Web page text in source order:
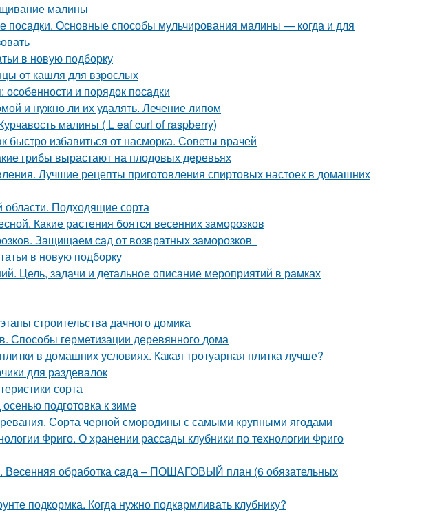
малины
посадки. Основные способы мульчирования малины — когда и для
в новую подборку
от кашля для взрослых
особенности и порядок посадки
и нужно ли их удалять. Лечение липом
малины ( L eaf curl of raspberry)
быстро избавиться от насморка. Советы врачей
грибы вырастают на плодовых деревьях
Лучшие рецепты приготовления спиртовых настоек в домашних
области. Подходящие сорта
Какие растения боятся весенних заморозков
Защищаем сад от возвратных заморозков
в новую подборку
Цель, задачи и детальное описание мероприятий в рамках
строительства дачного домика
Способы герметизации деревянного дома
в домашних условиях. Какая тротуарная плитка лучше?
для раздевалок
сорта
подготовка к зиме
Сорта черной смородины с самыми крупными ягодами
Фриго. О хранении рассады клубники по технологии Фриго
Весенняя обработка сада – ПОШАГОВЫЙ план (6 обязательных
подкормка. Когда нужно подкармливать клубнику?